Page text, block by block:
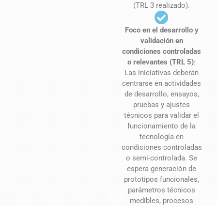
(TRL 3 realizado).
Foco en el desarrollo y
validación en
condiciones controladas
o relevantes (TRL 5):
Las iniciativas deberán
centrarse en actividades
de desarrollo, ensayos,
pruebas y ajustes
técnicos para validar el
funcionamiento de la
tecnología en
condiciones controladas
o semi-controlada. Se
espera generación de
prototipos funcionales,
parámetros técnicos
medibles, procesos